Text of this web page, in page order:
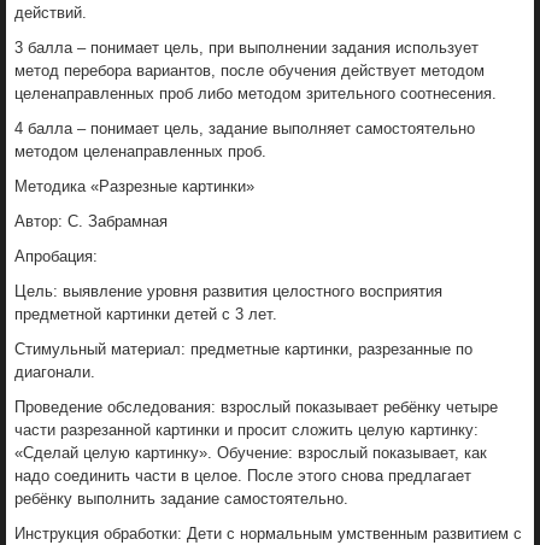
действий.
3 балла – понимает цель, при выполнении задания использует
метод перебора вариантов, после обучения действует методом
целенаправленных проб либо методом зрительного соотнесения.
4 балла – понимает цель, задание выполняет самостоятельно
методом целенаправленных проб.
Методика «Разрезные картинки»
Автор: С. Забрамная
Апробация:
Цель: выявление уровня развития целостного восприятия
предметной картинки детей с 3 лет.
Стимульный материал: предметные картинки, разрезанные по
диагонали.
Проведение обследования: взрослый показывает ребёнку четыре
части разрезанной картинки и просит сложить целую картинку:
«Сделай целую картинку». Обучение: взрослый показывает, как
надо соединить части в целое. После этого снова предлагает
ребёнку выполнить задание самостоятельно.
Инструкция обработки: Дети с нормальным умственным развитием с